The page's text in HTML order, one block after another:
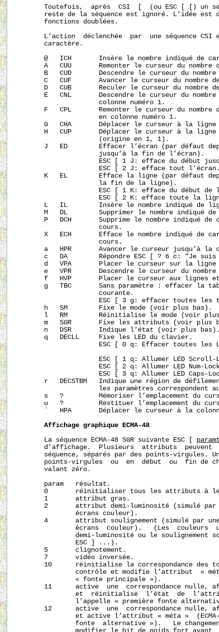
Toutefois,  après  CSI  [  (ou ESC [ [) un
reste de la séquence est ignoré. L’idée est
       fonctions doublées.
L’action  déclenchée  par  une séquence CSI
       caractère.
@   ICH       Insère le nombre indiqué de
A   CUU       Remonter le curseur du nombre
B   CUD       Descendre le curseur du nombre
C   CUF       Avancer le curseur du nombre
D   CUB       Reculer le curseur du nombre
E   CNL       Descendre le curseur du
                     colonne numéro 1.
F   CPL       Remonter le curseur du nombre
                     en colonne numéro 1.
G   CHA       Déplacer le curseur à la
H   CUP       Déplacer le curseur à la
                     (origine en 1, 1).
J   ED        Effacer l’écran (par défaut
                     jusqu’à la fin de l’écran).
ESC [ 1 J: efface du début
ESC [ 2 J: efface tout
K   EL        Efface la ligne (par défaut
                     la fin de la ligne).
ESC [ 1 K: efface du début de
ESC [ 2 K: efface toute la
L   IL        Insère le nombre indiqué de
M   DL        Supprimer le nombre indiqué de
P   DCH       Supprime le nombre indiqué de
                     cours.
X   ECH       Efface le nombre indiqué de
                     cours.
a   HPR       Avancer le curseur jusqu’à la
c   DA        Répondre ESC [ ? 6 c: "Je suis
d   VPA       Placer le curseur sur la
e   VPR       Descendre le curseur du nombre
f   HVP       Placer le curseur aux lignes
g   TBC       Sans paramètre : effacer la
                     courante.
ESC [ 3 g: effacer toutes les
       h   SM        Fixe le mode (voir plus bas).
l   RM        Réinitialise le mode (voir
m   SGR       Fixe les attributs (voir plus
n   DSR       Indique l’état (voir plus
       q   DECLL     Fixe les LED du clavier.
ESC [ 0 q: Effacer toutes les
ESC [ 1 q: Allumer LED Scroll-
ESC [ 2 q: Allumer LED Num-
ESC [ 3 q: Allumer LED Caps-
r   DECSTBM   Indique une région de
les paramètres correspondent
s   ?         Mémoriser l’emplacement du
u   ?         Restituer l’emplacement du
`   HPA       Déplacer le curseur à la
Affichage graphique
ECMA-48
       La séquence ECMA-48 SGR suivante ESC [
param
d’affichage.  Plusieurs  attributs  peuvent
séquence, séparés par des points-virgules.
points-virgules  ou  en  début  ou  fin de
       valant zéro.
       param   résultat.
0       réinitialiser tous les attributs à
       1       attribut gras.
2       attribut demi-luminosité (simulé
               écrans couleur).
4       attribut soulignement (simulé par
écrans  couleur).   (Les  couleurs
demi-luminosité ou le soulignement
               ESC ] ...).
       5       clignotement.
       7       vidéo inversée.
10      réinitialise la correspondance des
contrôle et modifie l’attribut  «
               « fonte principale »).
11      active  une  correspondance nulle,
et  réinitialise  l’état  de
l’appelle « première fonte
12      active  une  correspondance nulle,
et active l’attribut « méta »
fonte  alternative »).   Le